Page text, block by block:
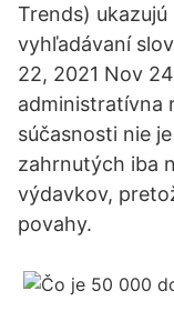
Trends)
vyhľadávaní
22, 2021 Nov
administratívna
súčasnosti nie
zahrnutých iba
výdavkov,
povahy.